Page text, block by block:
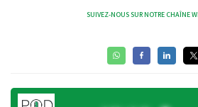
SUIVEZ-NOUS SUR NOTRE CHAÎNE